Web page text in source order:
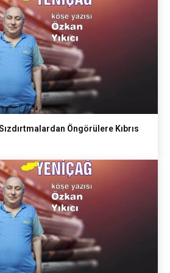
Sızdırtmalardan Öngörülere Kıbrıs